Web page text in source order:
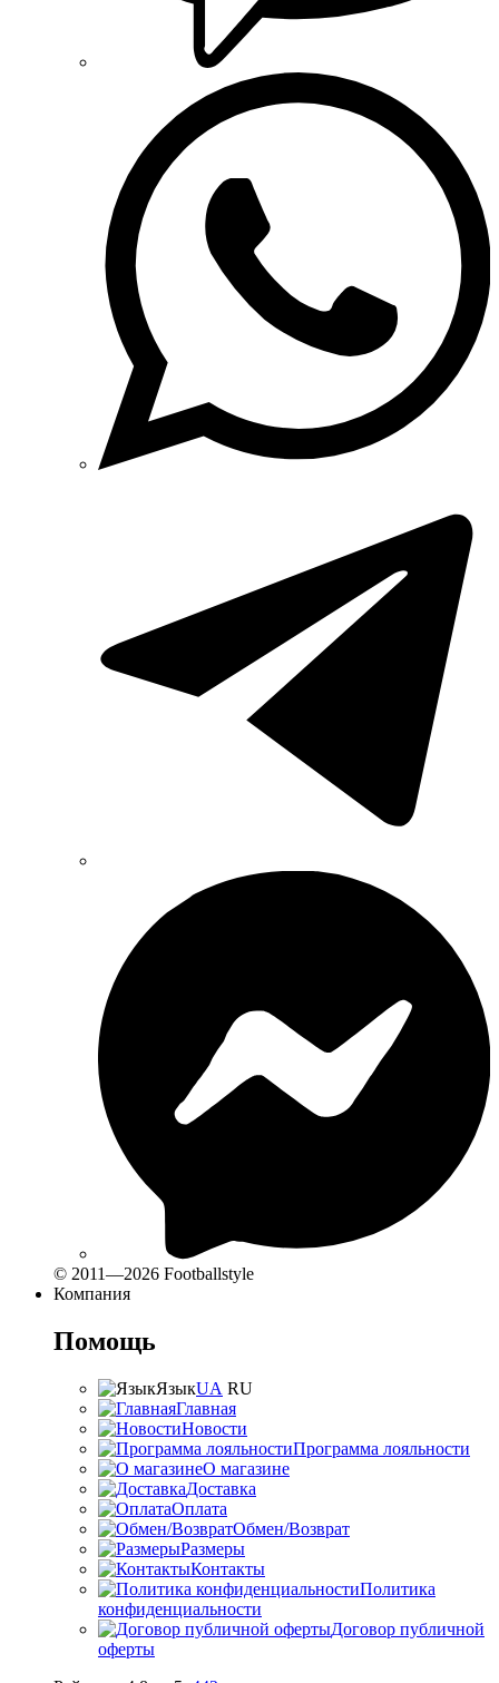
© 2011—2026 Footballstyle
Компания
Помощь
ЯзыкUA RU
Главная
Новости
Программа лояльности
О магазине
Доставка
Оплата
Обмен/Возврат
Размеры
Контакты
Политика
конфиденциальности
Договор публичной
оферты